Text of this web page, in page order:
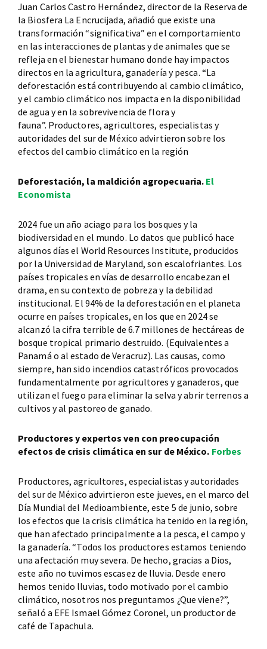
Juan Carlos Castro Hernández, director de la Reserva de
la Biosfera La Encrucijada, añadió que existe una
transformación “significativa” en el comportamiento
en las interacciones de plantas y de animales que se
refleja en el bienestar humano donde hay impactos
directos en la agricultura, ganadería y pesca. “La
deforestación está contribuyendo al cambio climático,
y el cambio climático nos impacta en la disponibilidad
de agua y en la sobrevivencia de flora y
fauna”. Productores, agricultores, especialistas y
autoridades del sur de México advirtieron sobre los
efectos del cambio climático en la región
Deforestación, la maldición agropecuaria. El
Economista
2024 fue un año aciago para los bosques y la
biodiversidad en el mundo. Lo datos que publicó hace
algunos días el World Resources Institute, producidos
por la Universidad de Maryland, son escalofriantes. Los
países tropicales en vías de desarrollo encabezan el
drama, en su contexto de pobreza y la debilidad
institucional. El 94% de la deforestación en el planeta
ocurre en países tropicales, en los que en 2024 se
alcanzó la cifra terrible de 6.7 millones de hectáreas de
bosque tropical primario destruido. (Equivalentes a
Panamá o al estado de Veracruz). Las causas, como
siempre, han sido incendios catastróficos provocados
fundamentalmente por agricultores y ganaderos, que
utilizan el fuego para eliminar la selva y abrir terrenos a
cultivos y al pastoreo de ganado.
Productores y expertos ven con preocupación
efectos de crisis climática en sur de México. Forbes
Productores, agricultores, especialistas y autoridades
del sur de México advirtieron este jueves, en el marco del
Día Mundial del Medioambiente, este 5 de junio, sobre
los efectos que la crisis climática ha tenido en la región,
que han afectado principalmente a la pesca, el campo y
la ganadería. “Todos los productores estamos teniendo
una afectación muy severa. De hecho, gracias a Dios,
este año no tuvimos escasez de lluvia. Desde enero
hemos tenido lluvias, todo motivado por el cambio
climático, nosotros nos preguntamos ¿Que viene?”,
señaló a EFE Ismael Gómez Coronel, un productor de
café de Tapachula.